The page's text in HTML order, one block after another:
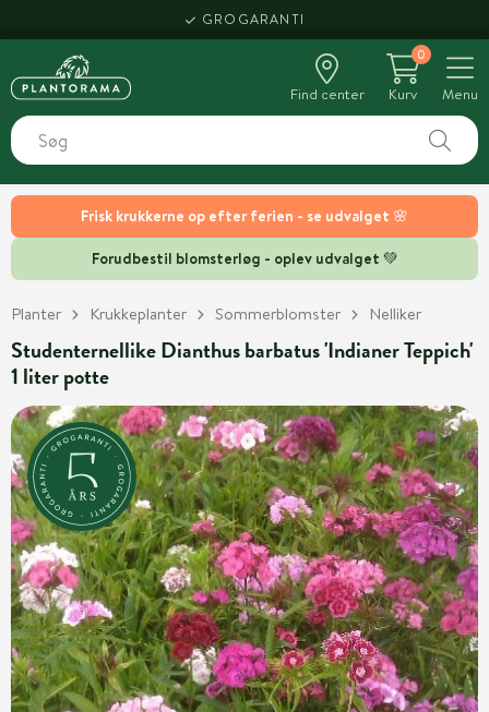
Frisk krukkerne op efter ferien - se udvalget 🌸
Forudbestil blomsterløg - oplev udvalget 💚
GROGARANTI
Find center
0
Kurv
Menu
Planter Krukkeplanter Sommerblomster Nelliker
Studenternellike Dianthus barbatus 'Indianer Teppich'
1 liter potte